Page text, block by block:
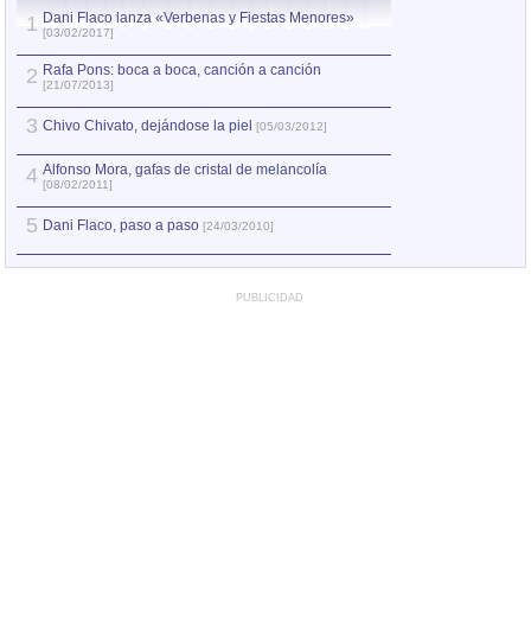
1 Dani Flaco lanza «Verbenas y Fiestas Menores»
[03/02/2017]
2 Rafa Pons: boca a boca, canción a canción
[21/07/2013]
3 Chivo Chivato, dejándose la piel [05/03/2012]
4 Alfonso Mora, gafas de cristal de melancolía
[08/02/2011]
5 Dani Flaco, paso a paso [24/03/2010]
PUBLICIDAD